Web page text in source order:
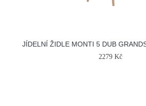
JÍDELNÍ ŽIDLE MONTI 5 DUB
2279 Kč